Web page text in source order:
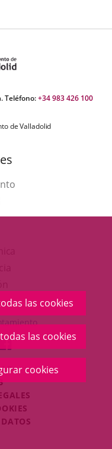
las cookies
las cookies
cookies
Teléfono:+34 983 426 100
de Valladolid
aplicación
externa.
ENLACE
A
UNA
EXTERNA.